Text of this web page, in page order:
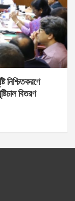
নিশ্চিতকরণে
বিতরণ